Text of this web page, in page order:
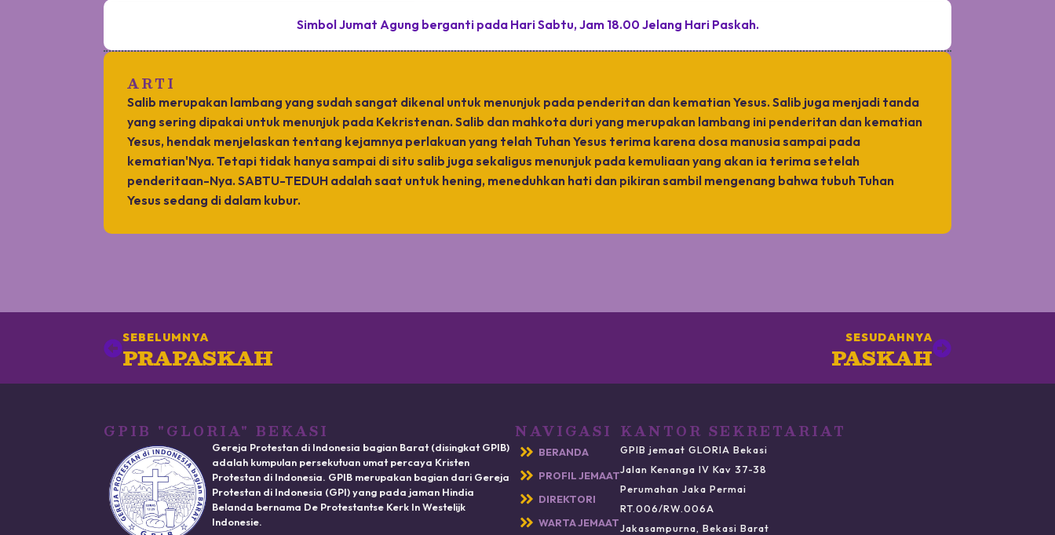
Simbol Jumat Agung berganti pada Hari Sabtu, Jam 18.00 Jelang Hari Paskah.
ARTI
Salib merupakan lambang yang sudah sangat dikenal untuk menunjuk pada penderitan dan kematian Yesus. Salib juga menjadi tanda
yang sering dipakai untuk menunjuk pada Kekristenan. Salib dan mahkota duri yang merupakan lambang ini penderitan dan kematian
Yesus, hendak menjelaskan tentang kejamnya perlakuan yang telah Tuhan Yesus terima karena dosa manusia sampai pada
kematian'Nya. Tetapi tidak hanya sampai di situ salib juga sekaligus menunjuk pada kemuliaan yang akan ia terima setelah
penderitaan-Nya. SABTU-TEDUH adalah saat untuk hening, meneduhkan hati dan pikiran sambil mengenang bahwa tubuh Tuhan
Yesus sedang di dalam kubur.
SEBELUMNYA
PRAPASKAH
SESUDAHNYA
PASKAH
GPIB "GLORIA" BEKASI
Gereja Protestan di Indonesia bagian Barat (disingkat GPIB)
adalah kumpulan persekutuan umat percaya Kristen
Protestan di Indonesia. GPIB merupakan bagian dari Gereja
Protestan di Indonesia (GPI) yang pada jaman Hindia
Belanda bernama De Protestantse Kerk In Westelijk
Indonesie.
NAVIGASI
BERANDA
PROFIL JEMAAT
DIREKTORI
WARTA JEMAAT
KANTOR SEKRETARIAT
GPIB jemaat GLORIA Bekasi
Jalan Kenanga IV Kav 37-38
Perumahan Jaka Permai
RT.006/RW.006A
Jakasampurna, Bekasi Barat